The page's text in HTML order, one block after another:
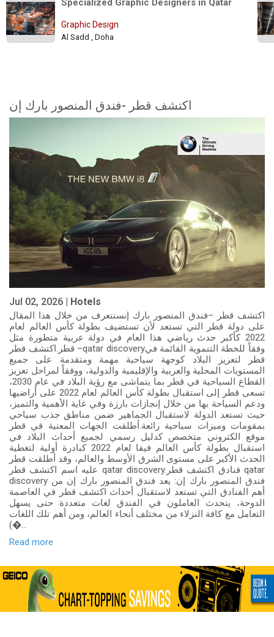
Graphic Design
Al Sadd , Doha
اكتشف قطر -فندق المنصور بارك إن
Jul 02, 2026 | Hotels
اكتشف قطر –فندق المنصور بارك إنسنتعرف من خلال هذا المقال
على دولة قطر التي تستعد لأن تستضيف بطولة كأس العالم لعام
2022 كأكبر حدث رياضي هذا العام في دولة عربية متطورة مثل
قطر.اكتشف قطر –qatar discoveryوفقاً للخطة التنموية القائمة في
قطر لتعزيز البلاد كوجهة سياحية مهمة ومتقدمة على جميع
المستويات المحلية والعربية والإقليمية والدولية، ووفقاً لمراحل تعزيز
القطاع السياحية في قطر بما يتماشى مع رؤية البلاد في عام 2030،
تسعى قطر إلى استقبال بطولة كأس العالم لعام 2022 على أراضيها
ودعم السياحة بها من خلال إنجازات بارزة وفي غاية الأهمية والتميز،
حيث تستعد الدولة لاستقبال الجماهير ضمن مناطق جذب سياحي
بمقومات وميزات سياحية رائعة.أطلقت الجهات المعنية في قطر
موقع الكتروني متخصص كدليل رسمي لجميع أحداث البلاد في
استقبال بطولة كأس العالم فيفا لعام 2022 كبادرة أولية لتغطية
الحدث الأكبر على مستوى الشرق الأوسط والعالم، وقد أطلقت قطر
عليه اسم اكتشف قطر qatar discovery.فنادق اكتشف قطر qatar
discovery فندق المنصور بارك إن: يعد فندق المنصور بارك إن من
أهم الفنادق التي تستعد لاستقبال أحداث اكتشف قطر في العاصمة
الدوحة، يتحدث العاملون في الفندق لغات متعددة حتى يسهل
التعامل مع كافة النزلاء من مختلف أنحاء العالم، ومن أهم تلك اللغات
(�...
Read more